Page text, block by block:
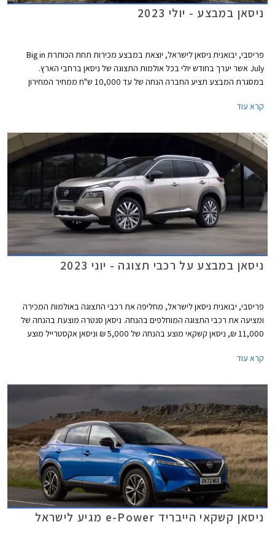
ניסאן במבצע - יולי 2023
פריסבי, יבואנית ניסאן לישראל, יוצאת במבצע מכירות תחת הכותרת Big in
July אשר יערך בחודש יולי בכל אולמות התצוגה של ניסאן ברחבי הארץ.
במסגרת המבצע תציע החברה הנחה של עד 10,000 ש"ח ממחיר המחירון
של עד 50% ברכישת אבזור נוסף בהתקנה מקומית.
קרא עוד
ניסאן במבצע על רכבי תצוגה - יוני 2023
פריסבי, יבואנית ניסאן לישראל, מחליפה את רכבי התצוגה באולמות המכירה
ומציעה את רכבי התצוגה המוחלפים בהנחה. ניסאן סנטרה מוצעת בהנחה של
11,000 ₪, ניסאן קשקאי מוצע בהנחה של 5,000 ₪ וניסאן אקסטרייל מוצע
ניסאן קשקאי וניסאן סנטרה.
קרא עוד
ניסאן קשקאי הייבריד e-Power מגיע לישראל